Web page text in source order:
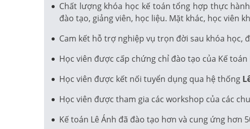
Chất lượng khóa học kế toán tổng hợp thực
đào tạo, giảng viên, học liệu. Mặt khác, học viên
Cam kết hỗ trợ nghiệp vụ trọn đời sau khóa học,
Học viên được cấp chứng chỉ đào tạo của Kế
Học viên được kết nối tuyển dụng qua hệ thống
Học viên được tham gia các workshop của các
Kế toán Lê Ánh đã đào tạo hơn và cung ứng hơn